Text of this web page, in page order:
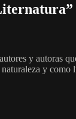
y autoras
y como